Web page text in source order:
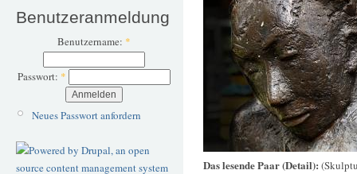
Benutzeranmeldung
Benutzername: *
Passwort: *
Neues Passwort anfordern
Das lesende Paar (Detail):